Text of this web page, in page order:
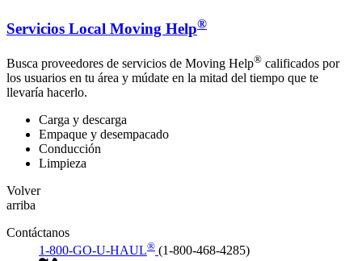
Servicios Local Moving Help®
Busca proveedores de servicios de Moving Help® calificados por
los usuarios en tu área y múdate en la mitad del tiempo que te
llevaría hacerlo.
Carga y descarga
Empaque y desempacado
Conducción
Limpieza
Volver
arriba
Contáctanos
1-800-GO-U-HAUL® (1-800-468-4285)